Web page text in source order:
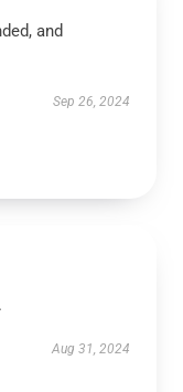
and
Sep 26, 2024
Aug 31, 2024